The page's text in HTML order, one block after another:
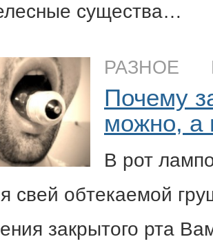
существа…
РАЗНОЕ
Почему
можно, а
В рот
свей обтекаемой
закрытого рта